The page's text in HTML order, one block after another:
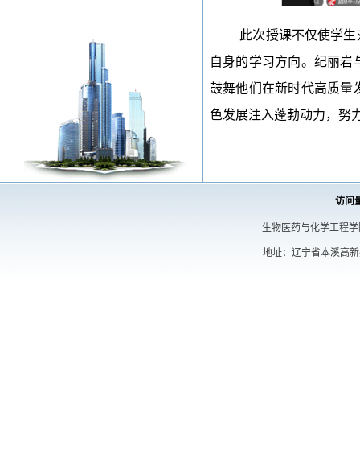
此次授课不仅使学
自身的学习方向。纪丽
鼓舞他们在新时代高质量
色发展注入蓬勃动力，努
访问
生物医药与化学工程学
地址：辽宁省本溪高